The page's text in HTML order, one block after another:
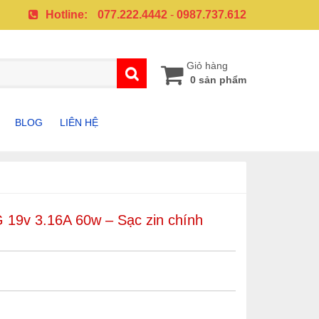
Hotline: 077.222.4442 - 0987.737.612
Giỏ hàng
0 sản phẩm
BLOG LIÊN HỆ
19v 3.16A 60w – Sạc zin chính